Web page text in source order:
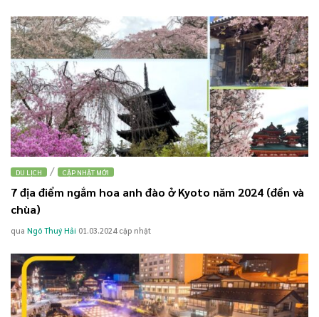
DU LỊCH / CẬP NHẬT MỚI
7 địa điểm ngắm hoa anh đào ở Kyoto năm 2024 (đền và
chùa)
qua Ngô Thuý Hải 01.03.2024 cập nhật